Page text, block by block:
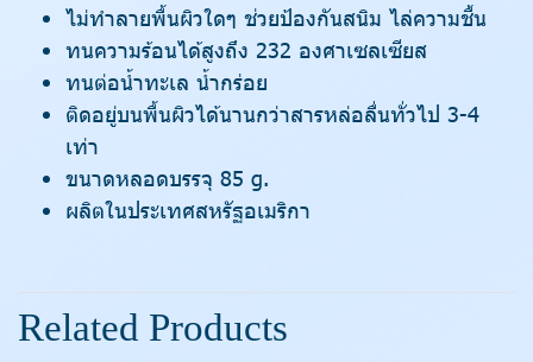
ไม่ทำลายพื้นผิวใดๆ ช่วยป้องกันสนิม ไล่ความชื้น
ทนความร้อนได้สูงถึง 232 องศาเซลเซียส
ทนต่อน้ำทะเล น้ำกร่อย
ติดอยู่บนพื้นผิวได้นานกว่าสารหล่อลื่นทั่วไป 3-4
เท่า
ขนาดหลอดบรรจุ 85 g.
ผลิตในประเทศสหรัฐอเมริกา
Related Products